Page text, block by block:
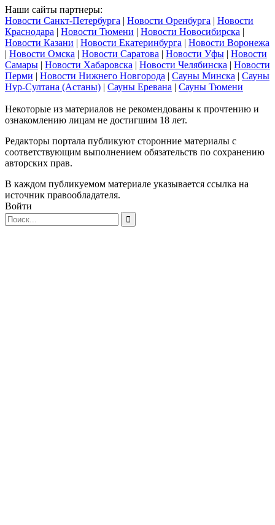
Наши сайты партнеры:
Новости Санкт-Петербурга | Новости Оренбурга | Новости
Краснодара | Новости Тюмени | Новости Новосибирска |
Новости Казани | Новости Екатеринбурга | Новости Воронежа
| Новости Омска | Новости Саратова | Новости Уфы | Новости
Самары | Новости Хабаровска | Новости Челябинска | Новости
Перми | Новости Нижнего Новгорода | Сауны Минска | Сауны
Нур-Султана (Астаны) | Сауны Еревана | Сауны Тюмени
Некоторые из материалов не рекомендованы к прочтению и
ознакомлению лицам не достигшим 18 лет.
Редакторы портала публикуют сторонние материалы с
соответствующим выполнением обязательств по сохранению
авторских прав.
В каждом публикуемом материале указывается ссылка на
источник правообладателя.
Войти